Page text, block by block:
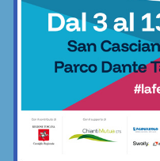
“Bullismo e
scuola di vita”,
16/02/2018
FIRENZE - “Bullismo e
Sarà questo il tema del
17 febbraio...